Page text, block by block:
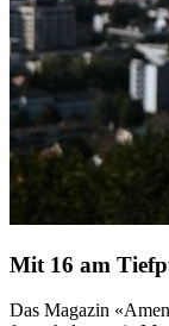
Mit 16 am
Das Magazin